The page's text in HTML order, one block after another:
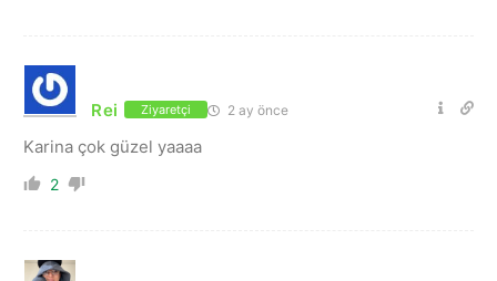
Rei Ziyaretçi 2 ay önce
Karina çok güzel yaaaa
2